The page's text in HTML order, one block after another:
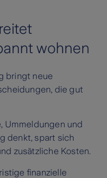
wohnen
bringt neue
die gut
Ummeldungen und
denkt, spart sich
zusätzliche Kosten.
finanzielle